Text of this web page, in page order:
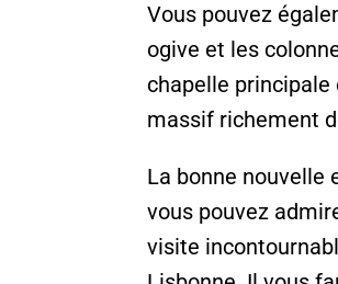
Vous pouvez
ogive et les
chapelle
massif richement
La bonne nouvelle
vous pouvez
visite